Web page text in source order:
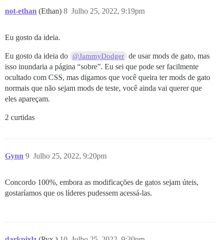
not-ethan (Ethan) Julho 25, 2022, 9:19pm
8
Eu gosto da ideia.
Eu gosto da ideia do @JammyDodger de usar mods de gato, mas
isso inundaria a página “sobre”. Eu sei que pode ser facilmente
ocultado com CSS, mas digamos que você queira ter mods de gato
normais que não sejam mods de teste, você ainda vai querer que
eles apareçam.
2 curtidas
Gynn Julho 25, 2022, 9:20pm
9
Concordo 100%, embora as modificações de gatos sejam úteis,
gostaríamos que os líderes pudessem acessá-las.